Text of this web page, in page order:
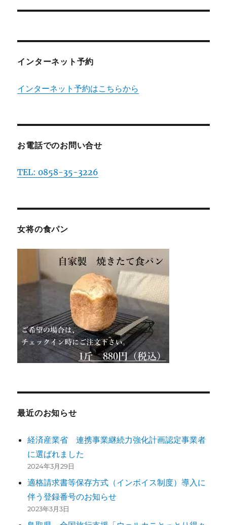
シ
ン
投
インターネット予約
インターネット予約はこちらから
お電話でのお問い合せ
TEL: 0858-35-3226
女将の食パン
最近のお知らせ
経済産業省 連携事業継続力強化計画認定事業者
に選ばれました
2024年3月29日
適格請求書等保存方式（インボイス制度）導入に
伴う登録番号のお知らせ
2023年3月3日